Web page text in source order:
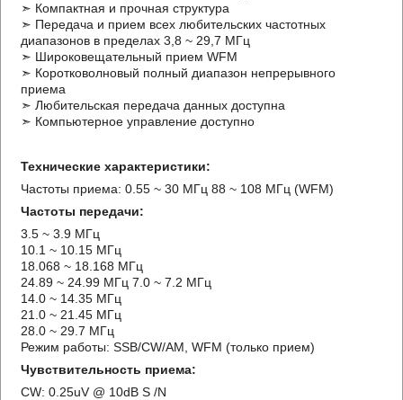
➣ Компактная и прочная структура
➣ Передача и прием всех любительских частотных
диапазонов в пределах 3,8 ~ 29,7 МГц
➣ Широковещательный прием WFM
➣ Коротковолновый полный диапазон непрерывного
приема
➣ Любительская передача данных доступна
➣ Компьютерное управление доступно
Технические характеристики:
Частоты приема: 0.55 ~ 30 МГц 88 ~ 108 МГц (WFM)
Частоты передачи:
3.5 ~ 3.9 МГц
10.1 ~ 10.15 МГц
18.068 ~ 18.168 МГц
24.89 ~ 24.99 МГц 7.0 ~ 7.2 МГц
14.0 ~ 14.35 МГц
21.0 ~ 21.45 МГц
28.0 ~ 29.7 МГц
Режим работы: SSB/CW/AM, WFM (только прием)
Чувствительность приема:
CW: 0.25uV @ 10dB S /N